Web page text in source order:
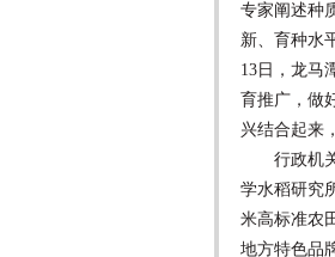
专家阐述种
新、育种水
13日，龙马
育推广，做
兴结合起来
行政机关
学水稻研究
米高标准农
地方特色品